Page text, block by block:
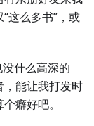
这么多书”，或
什么高深的
能让我打发时
癖好吧。